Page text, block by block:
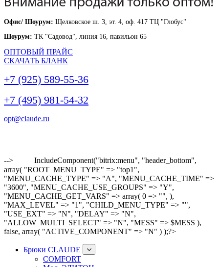
Офис/ Шоурум: Щелковское ш. 3, эт. 4, оф. 417 ТЦ "Глобус"
Шоурум: ТК "Садовод", линия 16, павильон 65
ОПТОВЫЙ ПРАЙС
СКАЧАТЬ БЛАНК
+7 (925) 589-55-36
+7 (495) 981-54-32
opt@claude.ru
-->
IncludeComponent("bitrix:menu", "header_bottom",
array( "ROOT_MENU_TYPE" => "top1",
"MENU_CACHE_TYPE" => "A", "MENU_CACHE_TIME" =>
"3600", "MENU_CACHE_USE_GROUPS" => "Y",
"MENU_CACHE_GET_VARS" => array( 0 => "", ),
"MAX_LEVEL" => "1", "CHILD_MENU_TYPE" => "",
"USE_EXT" => "N", "DELAY" => "N",
"ALLOW_MULTI_SELECT" => "N", "MESS" => $MESS ),
false, array( "ACTIVE_COMPONENT" => "N" ) );?>
Брюки CLAUDE
COMFORT